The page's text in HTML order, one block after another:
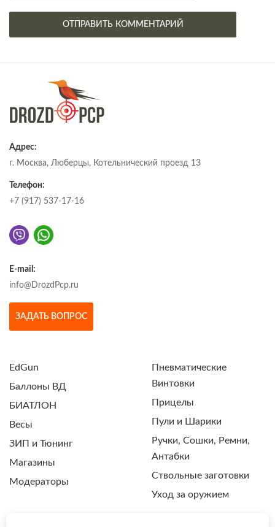
Адрес:
г. Москва, Люберцы, Котельнический проезд 13
Телефон:
+7 (917) 537-17-16
E-mail:
info@DrozdPcp.ru
ЗАДАТЬ ВОПРОС
EdGun
Баллоны ВД
БИАТЛОН
Весы
ЗИП и Тюнинг
Магазины
Модераторы
Пневматические
Винтовки
Прицелы
Пули и Шарики
Ручки, Сошки, Ремни,
Антабки
Ствольные заготовки
Уход за оружием